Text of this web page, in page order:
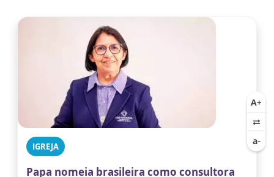
IGREJA
Papa nomeia brasileira como consultora